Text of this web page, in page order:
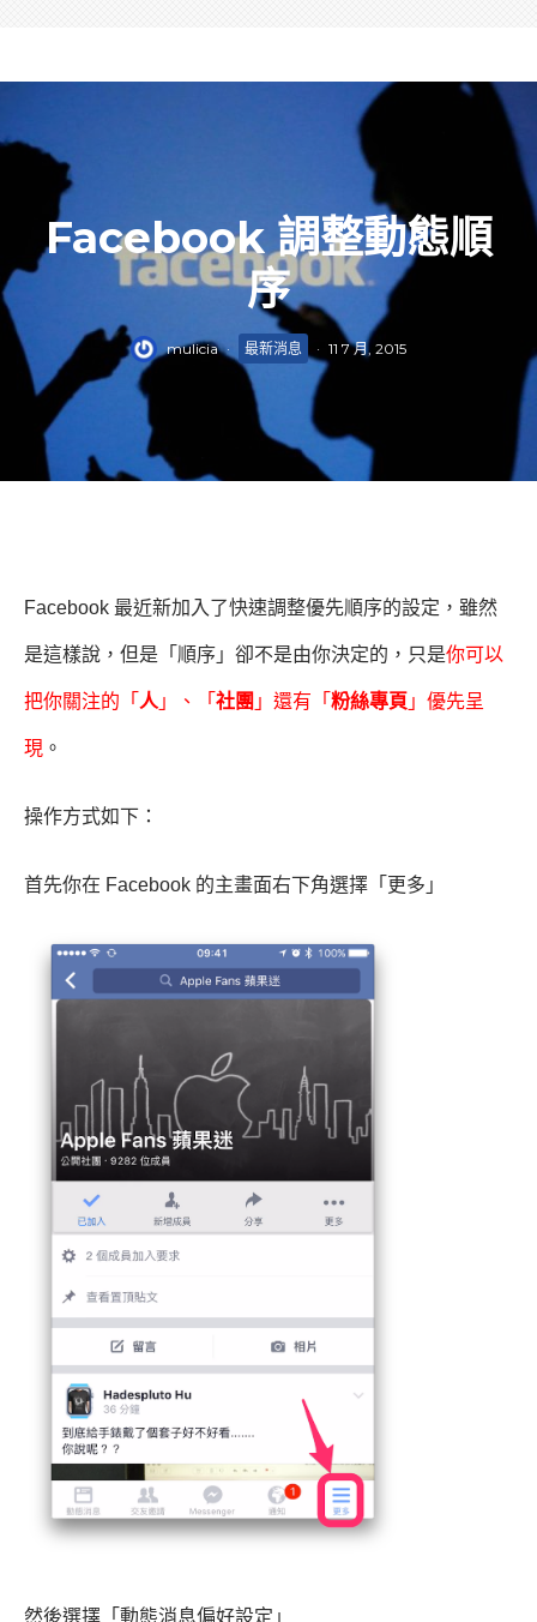
Facebook 調整動態順
序
mulicia · 最新消息 · 11 7 月, 2015
Facebook 最近新加入了快速調整優先順序的設定，雖然
是這樣說，但是「順序」卻不是由你決定的，只是你可以
把你關注的「 人 」、「 社團 」還有「 粉絲專頁 」優先呈
現 。
操作方式如下：
首先你在 Facebook 的主畫面右下角選擇「更多」
然後選擇「動態消息偏好設定」